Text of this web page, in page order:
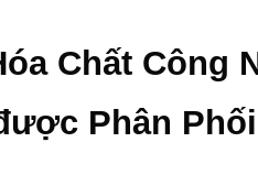
Chất Công
Phân